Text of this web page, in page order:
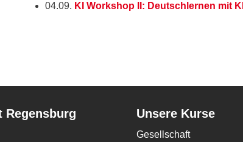
04.09. KI Workshop II: Deutschlernen mit
Regensburg Unsere Kurse
Gesellschaft